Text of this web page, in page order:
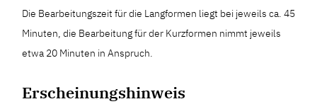
Die Bearbeitungszeit für die Langformen liegt bei jeweils ca. 45
Minuten, die Bearbeitung für der Kurzformen nimmt jeweils
etwa 20 Minuten in Anspruch.
Erscheinungshinweis